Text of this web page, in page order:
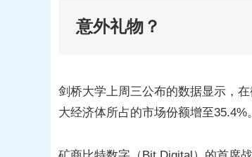
意外礼物？
剑桥大学上周三公布的数据显示，
大经济体所占的市场份额增至35.4%。